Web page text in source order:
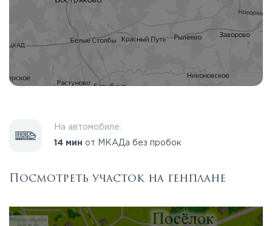
На автомобиле:
14 мин от МКАДа без пробок
Посмотреть участок на генплане